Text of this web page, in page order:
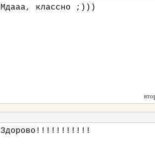
Мдааа, классно ;)))
Здорово!!!!!!!!!!!